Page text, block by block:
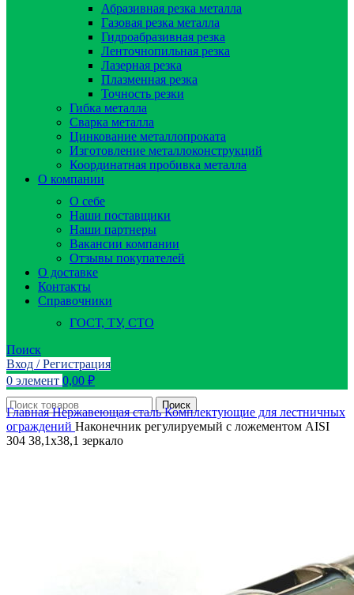
Абразивная резка металла
Газовая резка металла
Гидроaбразивная резка
Ленточнопильная резка
Лазерная резка
Плазменная резка
Точность резки
Гибка металла
Сварка металла
Цинкование металлопроката
Изготовление металлоконструкций
Координатная пробивка металла
О компании
О себе
Наши поставщики
Наши партнеры
Вакансии компании
Отзывы покупателей
О доставке
Контакты
Справочники
ГОСТ, ТУ, СТО
Поиск
Вход / Регистрация
0 элемент 0,00 ₽
Поиск
ГлавнаяНержавеющая стальКомплектующие для лестничных
ограждений Наконечник регулируемый с ложементом AISI
304 38,1х38,1 зеркало